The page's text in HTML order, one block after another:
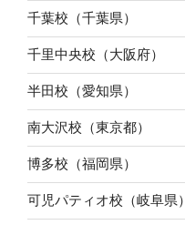
千葉校（千葉県）
千里中央校（大阪府）
半田校（愛知県）
南大沢校（東京都）
博多校（福岡県）
可児パティオ校（岐阜県）